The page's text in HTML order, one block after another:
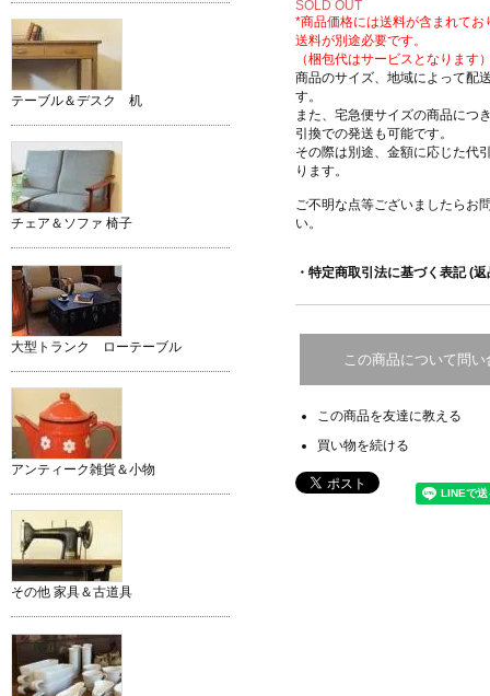
SOLD OUT
*商品価格には送料が含まれてお
送料が別途必要です。
（梱包代はサービスとなります
商品のサイズ、地域によって配
す。
また、宅急便サイズの商品につ
引換での発送も可能です。
その際は別途、金額に応じた代
ります。
ご不明な点等ございましたらお
い。
・特定商取引法に基づく表記 (
この商品について問
この商品を友達に教える
買い物を続ける
テーブル＆デスク 机
チェア＆ソファ 椅子
大型トランク ローテーブル
アンティーク雑貨＆小物
その他 家具＆古道具